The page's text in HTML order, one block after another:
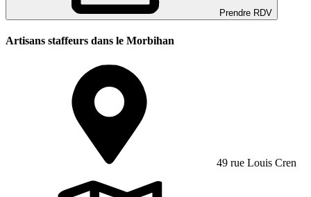
Prendre RDV
Artisans staffeurs dans le Morbihan
49 rue Louis Cren